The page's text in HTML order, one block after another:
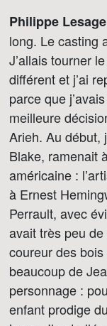
Philippe
long. Le casting
J’allais tourner
différent et j’ai
parce que
meilleure
Arieh. Au début,
Blake, ramenait
américaine :
à Ernest
Perrault, avec
avait très peu
coureur des
beaucoup de
personnage :
enfant prodige